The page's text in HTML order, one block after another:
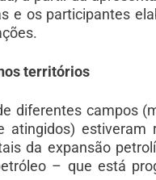
e os participantes
territórios
diferentes campos
atingidos) estiveram
da expansão
– que está